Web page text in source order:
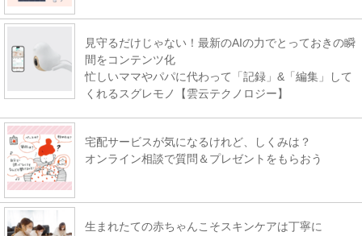
見守るだけじゃない！最新のAIの力でとっておきの瞬
間をコンテンツ化
忙しいママやパパに代わって「記録」&「編集」して
くれるスグレモノ【雲云テクノロジー】
宅配サービスが気になるけれど、しくみは？
オンライン相談で質問＆プレゼントをもらおう
生まれたての赤ちゃんこそスキンケアは丁寧に